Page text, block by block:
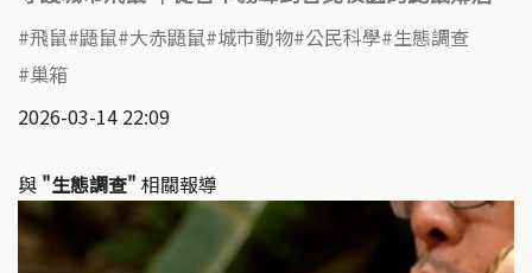
飛鼠 鼯鼠 大赤鼯鼠 城市動物 公民科學 生態調查
巢箱
2026-03-14 22:09
與 "生態調查" 相關報導